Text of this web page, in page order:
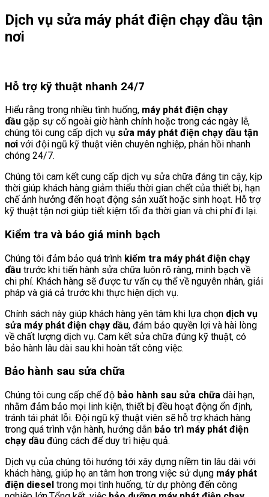
Dịch vụ sửa máy phát điện chạy dầu tận
nơi
Hỗ trợ kỹ thuật nhanh 24/7
Hiểu rằng trong nhiều tình huống, máy phát điện chạy
dầu gặp sự cố ngoài giờ hành chính hoặc trong các ngày lễ,
chúng tôi cung cấp dịch vụ sửa máy phát điện chạy dầu tận
nơi với đội ngũ kỹ thuật viên chuyên nghiệp, phản hồi nhanh
chóng 24/7.
Chúng tôi cam kết cung cấp dịch vụ sửa chữa đáng tin cậy, kịp
thời giúp khách hàng giảm thiểu thời gian chết của thiết bị, hạn
chế ảnh hưởng đến hoạt động sản xuất hoặc sinh hoạt. Hỗ trợ
kỹ thuật tận nơi giúp tiết kiệm tối đa thời gian và chi phí đi lại.
Kiểm tra và báo giá minh bạch
Chúng tôi đảm bảo quá trình kiểm tra máy phát điện chạy
dầu trước khi tiến hành sửa chữa luôn rõ ràng, minh bạch về
chi phí. Khách hàng sẽ được tư vấn cụ thể về nguyên nhân, giải
pháp và giá cả trước khi thực hiện dịch vụ.
Chính sách này giúp khách hàng yên tâm khi lựa chọn dịch vụ
sửa máy phát điện chạy dầu, đảm bảo quyền lợi và hài lòng
về chất lượng dịch vụ. Cam kết sửa chữa đúng kỹ thuật, có
bảo hành lâu dài sau khi hoàn tất công việc.
Bảo hành sau sửa chữa
Chúng tôi cung cấp chế độ bảo hành sau sửa chữa dài hạn,
nhằm đảm bảo mọi linh kiện, thiết bị đều hoạt động ổn định,
tránh tái phát lỗi. Đội ngũ kỹ thuật viên sẽ hỗ trợ khách hàng
trong quá trình vận hành, hướng dẫn bảo trì máy phát điện
chạy dầu đúng cách để duy trì hiệu quả.
Dịch vụ của chúng tôi hướng tới xây dựng niềm tin lâu dài với
khách hàng, giúp họ an tâm hơn trong việc sử dụng máy phát
điện diesel trong mọi tình huống, từ dự phòng đến công